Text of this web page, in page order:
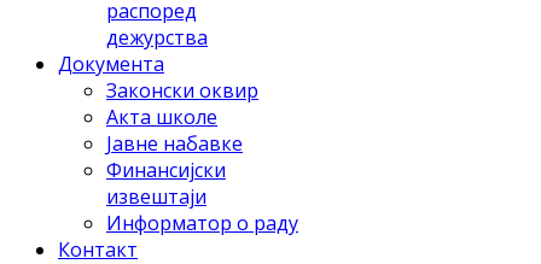
распоред
дежурства
Документа
Законски оквир
Акта школе
Јавне набавке
Финансијски
извештаји
Информатор о раду
Контакт